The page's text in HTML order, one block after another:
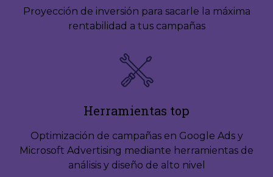
Proyección de inversión para sacarle la máxima
rentabilidad a tus campañas
Herramientas top
Optimización de campañas en Google Ads y
Microsoft Advertising mediante herramientas de
análisis y diseño de alto nivel